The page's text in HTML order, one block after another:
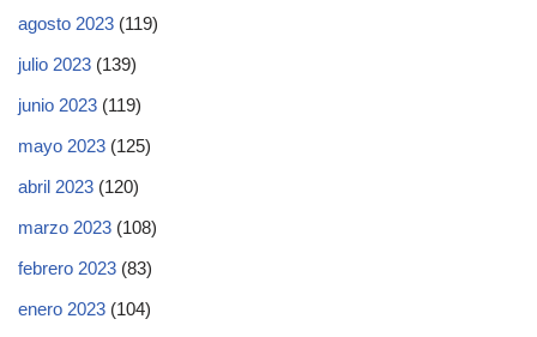
agosto 2023 (119)
julio 2023 (139)
junio 2023 (119)
mayo 2023 (125)
abril 2023 (120)
marzo 2023 (108)
febrero 2023 (83)
enero 2023 (104)